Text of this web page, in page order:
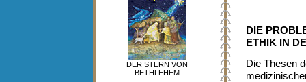
DER STERN VON
BETHLEHEM
DIE
ETHIK IN
Die Thesen